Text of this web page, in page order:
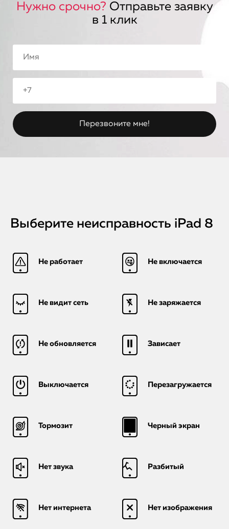
Нужно срочно? Отправьте заявку
в 1 клик
Выберите неисправность iPad 8
Не работает Не включается
Не видит сеть Не заряжается
Не обновляется Зависает
Выключается Перезагружается
Тормозит Черный экран
Нет звука Разбитый
Нет интернета Нет изображения